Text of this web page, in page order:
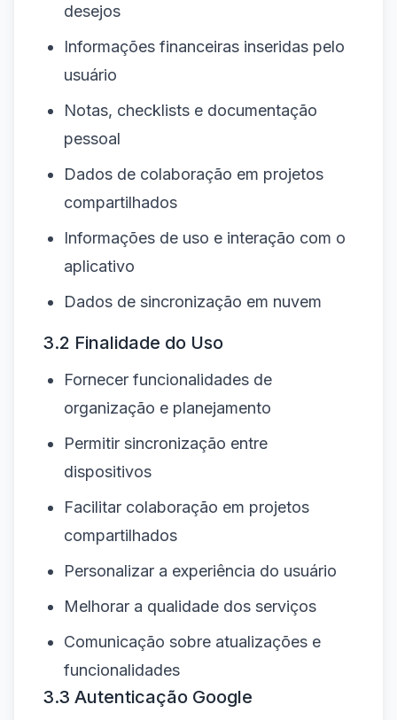
desejos
Informações financeiras inseridas pelo
usuário
Notas, checklists e documentação
pessoal
Dados de colaboração em projetos
compartilhados
Informações de uso e interação com o
aplicativo
Dados de sincronização em nuvem
3.2 Finalidade do Uso
Fornecer funcionalidades de
organização e planejamento
Permitir sincronização entre
dispositivos
Facilitar colaboração em projetos
compartilhados
Personalizar a experiência do usuário
Melhorar a qualidade dos serviços
Comunicação sobre atualizações e
funcionalidades
3.3 Autenticação Google